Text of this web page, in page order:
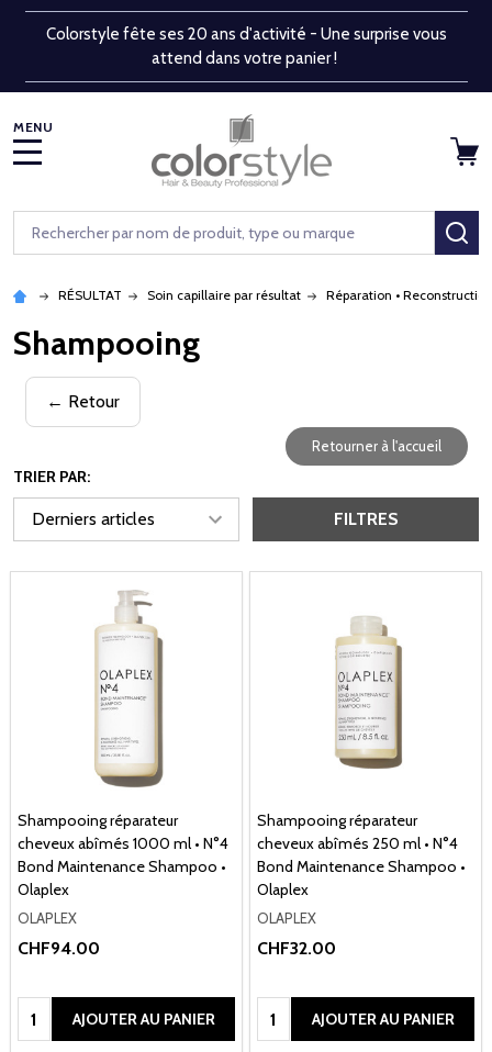
Colorstyle fête ses 20 ans d'activité - Une surprise vous
attend dans votre panier !
Rechercher
RÉSULTAT Soin capillaire par résultat Réparation • Reconstruction
Shampooing
← Retour
Retourner à l'accueil
TRIER PAR:
FILTRES
Shampooing réparateur
cheveux abîmés 1000 ml • N°4
Bond Maintenance Shampoo •
Olaplex
OLAPLEX
CHF94.00
Quantité:AJOUTER AU PANIER
Shampooing réparateur
cheveux abîmés 250 ml • N°4
Bond Maintenance Shampoo •
Olaplex
OLAPLEX
CHF32.00
Quantité:AJOUTER AU PANIER